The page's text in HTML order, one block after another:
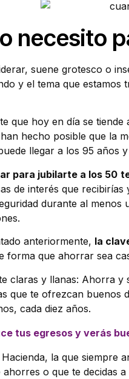
necesito
suene grotesco o
y el tema que
que hoy en día se
hecho posible que la
llegar a los 95 años
para jubilarte a los 50
de interés que
durante al
anteriormente, la
forma que ahorrar sea
claras y llanas: Ahorra
que te ofrezcan buenos
cada diez años.
tus egresos y verás
la que siempre
ahorres o que te